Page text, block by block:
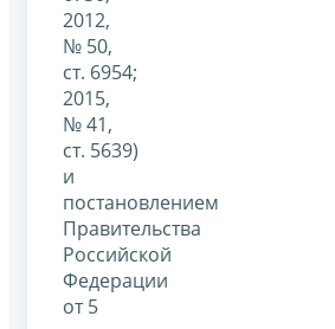
2012,
№ 50,
ст. 6954;
2015,
№ 41,
ст. 5639)
и
постановлением
Правительства
Российской
Федерации
от 5